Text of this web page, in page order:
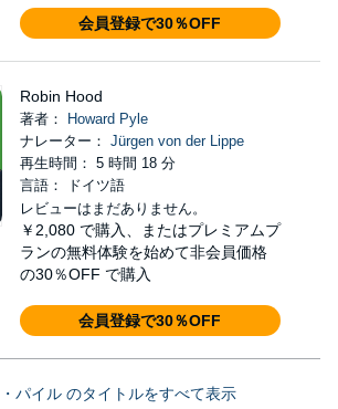
会員登録で30％OFF
Robin Hood
著者：
Howard Pyle
ナレーター： Jürgen von der Lippe
再生時間： 5 時間 18 分
言語： ドイツ語
レビューはまだありません。
￥2,080 で購入、またはプレミアムプ
ランの無料体験を始めて非会員価格
の30％OFF で購入
会員登録で30％OFF
パイル のタイトルをすべて表示